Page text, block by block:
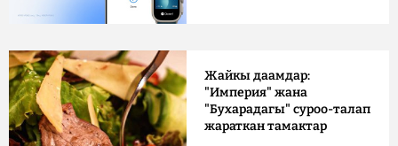
Жайкы даамдар:
"Империя" жана
"Бухарадагы" суроо-талап
жараткан тамактар